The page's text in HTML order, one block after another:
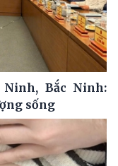
Bắc Ninh:
sống